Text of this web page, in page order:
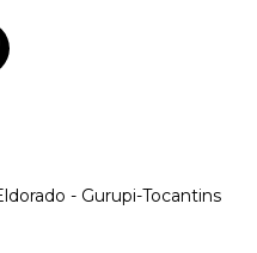
- Gurupi-Tocantins